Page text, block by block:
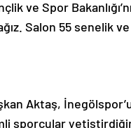
ve Spor
Salon 55 senelik
Aktaş,
sporcular